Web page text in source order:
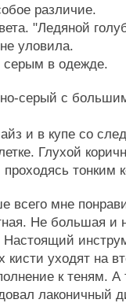
различие.
"Ледяной
уловила.
серым в одежде.
серый с
и в купе со
Глухой
проходясь тонким
всего мне
Не большая и
уходят на
к теням.
лаконичный